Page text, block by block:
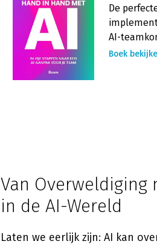
De
AI-
Boek
Van Overweldiging
in de AI-Wereld
Laten we eerlijk zijn: AI kan